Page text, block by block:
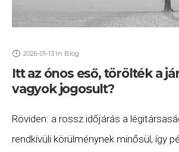
2026-01-13 in Blog
Itt az ónos eső, törölték a
vagyok jogosult?
Röviden: a rossz időjárás a
rendkívüli körülménynek minősül, így